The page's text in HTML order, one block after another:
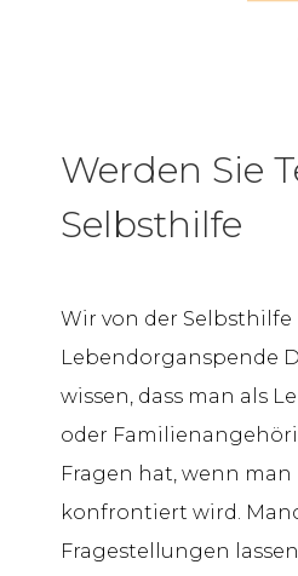
Werden Sie
Selbsthilfe
Wir von der Selbsthilfe
Lebendorganspende
wissen, dass man als
oder
Fragen hat, wenn
konfrontiert wird.
Fragestellungen